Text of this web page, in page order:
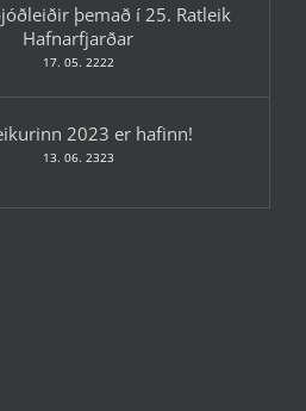
þemað í 25. Ratleik
Hafnarfjarðar
17. 05. 2222
2023 er hafinn!
13. 06. 2323